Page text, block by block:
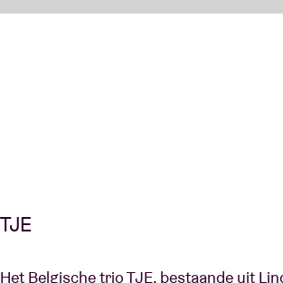
TJE
Het Belgische trio TJE, bestaande uit